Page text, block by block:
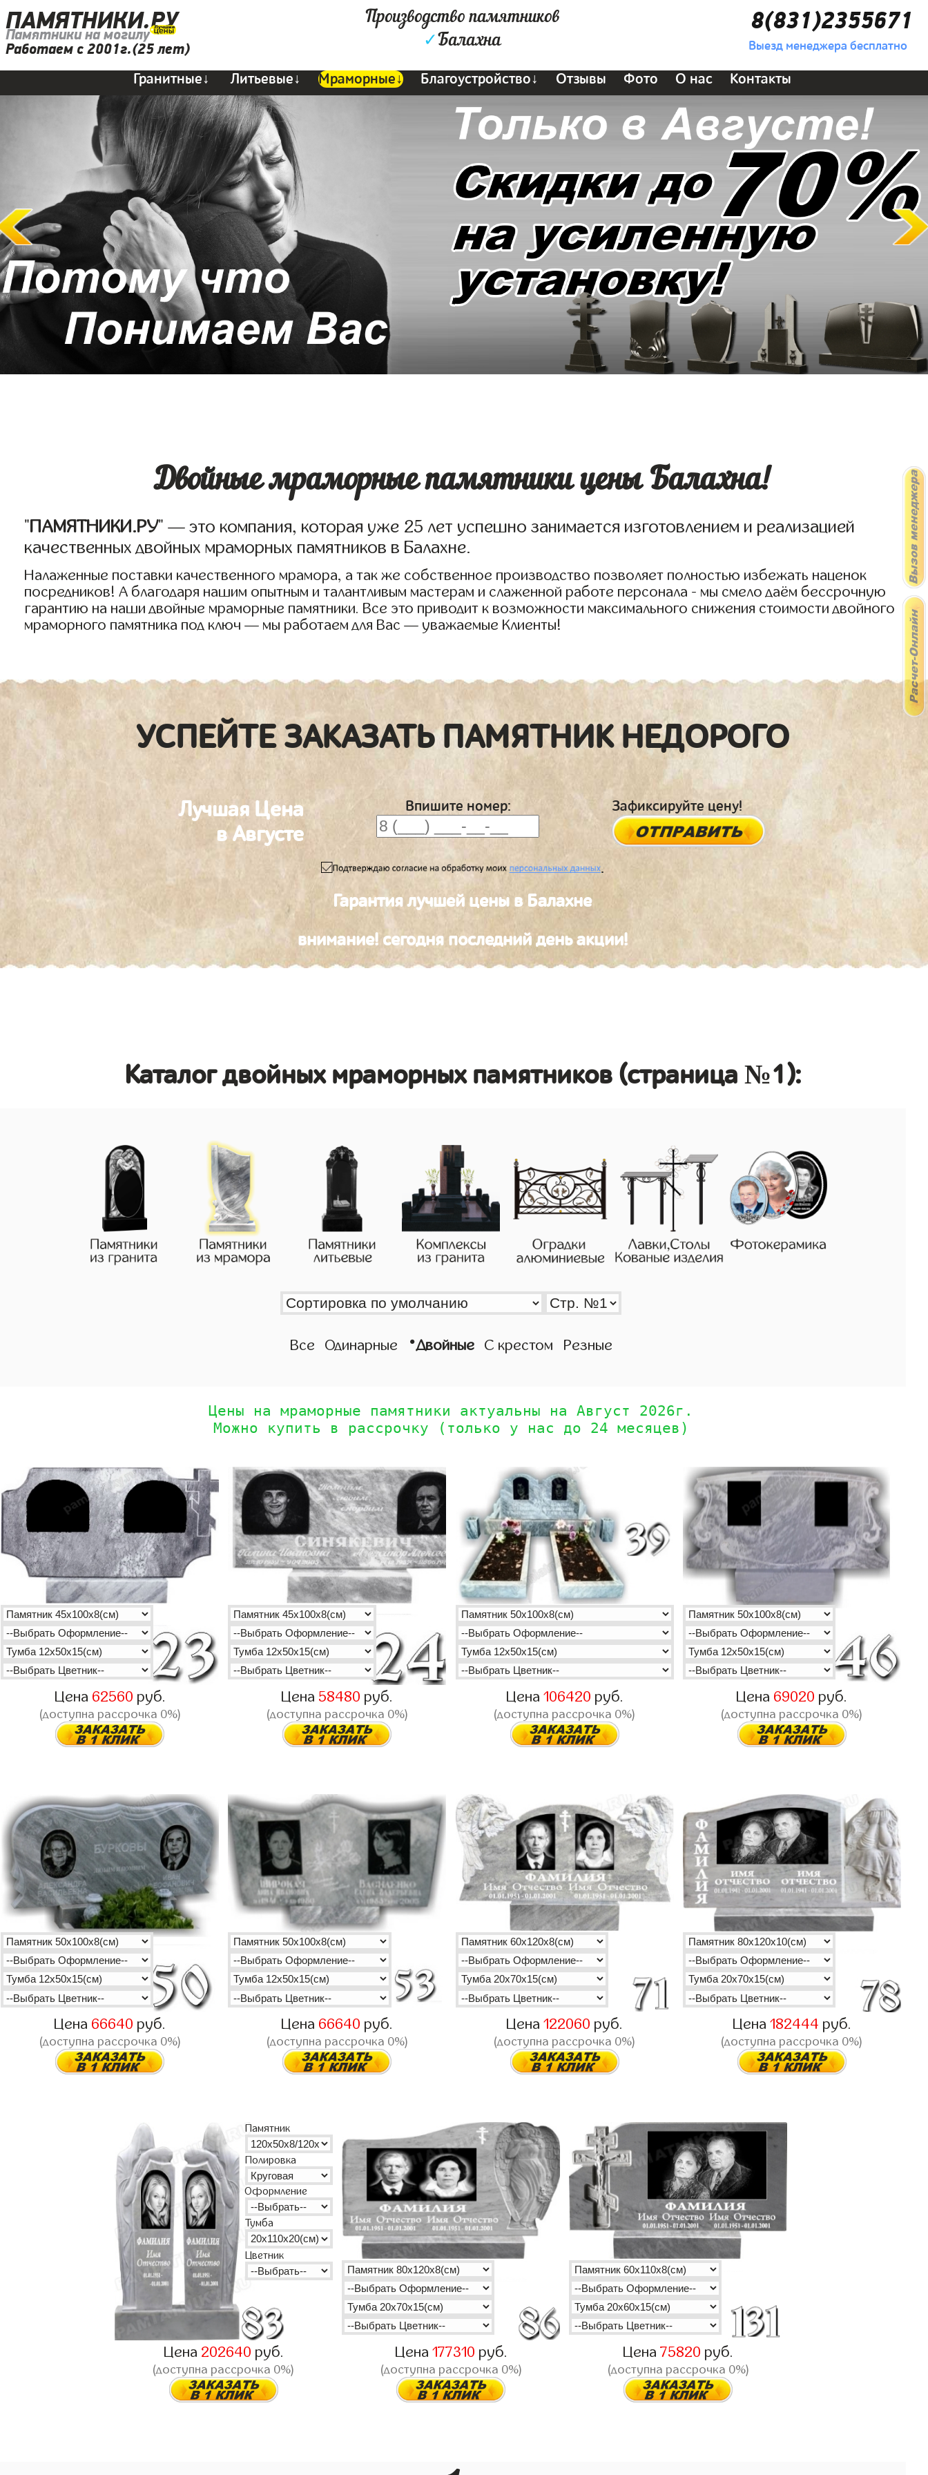
ПАМЯТНИКИ.РУ
Памятники на могилу
Работаем с 2001г.(25 лет)
Производство памятников
✓Балахна
8(831)2355671
Выезд менеджера бесплатно
Гранитные↓ Литьевые↓ Мраморные↓ Благоустройство↓ Отзывы Фото О нас Контакты
Двойные мраморные памятники цены Балахна!
"ПАМЯТНИКИ.РУ" — это компания, которая уже 25 лет успешно занимается изготовлением и реализацией
качественных двойных мраморных памятников в Балахне.
Налаженные поставки качественного мрамора, а так же собственное производство позволяет полностью избежать наценок
посредников! А благодаря нашим опытным и талантливым мастерам и слаженной работе персонала - мы смело даём бессрочную
гарантию на наши двойные мраморные памятники. Все это приводит к возможности максимального снижения стоимости двойного
мраморного памятника под ключ — мы работаем для Вас — уважаемые Клиенты!
УСПЕЙТЕ ЗАКАЗАТЬ ПАМЯТНИК НЕДОРОГО
Лучшая Цена
в Августе
Впишите номер: Зафиксируйте цену!
.
Гарантия лучшей цены в Балахне
внимание! сегодня последний день акции!
Каталог двойных мраморных памятников (страница №1):
Все Одинарные •Двойные С крестом Резные
Цены на мраморные памятники актуальны на Август 2026г.
Можно купить в рассрочку (только у нас до 24 месяцев)
Цена 62560 руб.
(доступна рассрочка 0%)
Цена 58480 руб.
(доступна рассрочка 0%)
Цена 106420 руб.
(доступна рассрочка 0%)
Цена 69020 руб.
(доступна рассрочка 0%)
Цена 66640 руб.
(доступна рассрочка 0%)
Цена 66640 руб.
(доступна рассрочка 0%)
Цена122060 руб.
(доступна рассрочка 0%)
Цена 182444 руб.
(доступна рассрочка 0%)
Памятник
Полировка
Оформление
Тумба
Цветник
Цена 202640 руб.
(доступна рассрочка 0%)
Цена 177310 руб.
(доступна рассрочка 0%)
Цена75820 руб.
(доступна рассрочка 0%)